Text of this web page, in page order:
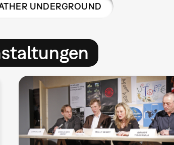
UNDERGROUND